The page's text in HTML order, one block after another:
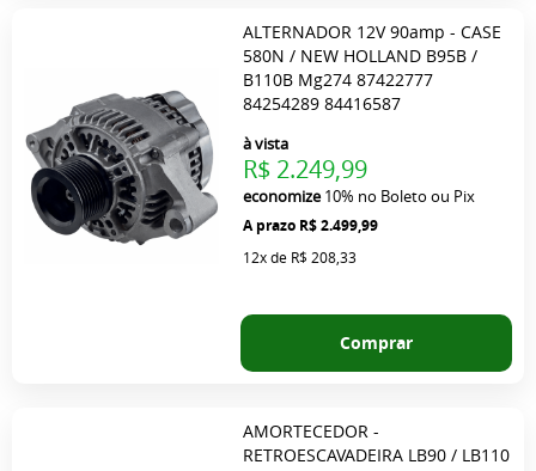
ALTERNADOR 12V 90amp - CASE
580N / NEW HOLLAND B95B /
B110B Mg274 87422777
84254289 84416587
R$ 2.499,99
à vista
R$ 2.249,99
economize10% no Boleto ou Pix
12xde R$ 208,33
Comprar
AMORTECEDOR -
RETROESCAVADEIRA LB90 / LB110